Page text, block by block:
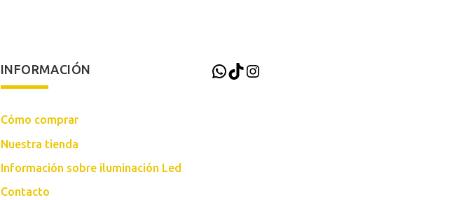
INFORMACIÓN
Cómo comprar
Nuestra tienda
Información sobre iluminación Led
Contacto
WhatsApp
TikTokInstagram